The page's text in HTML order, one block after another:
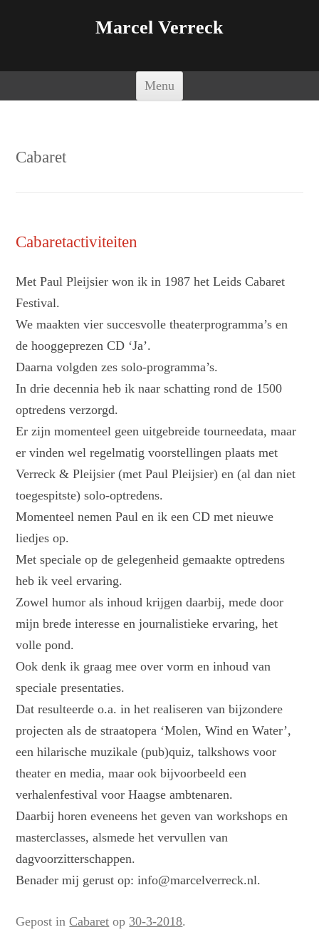
Marcel Verreck
Menu
Cabaret
Cabaretactiviteiten
Met Paul Pleijsier won ik in 1987 het Leids Cabaret
Festival.
We maakten vier succesvolle theaterprogramma’s en
de hooggeprezen CD ‘Ja’.
Daarna volgden zes solo-programma’s.
In drie decennia heb ik naar schatting rond de 1500
optredens verzorgd.
Er zijn momenteel geen uitgebreide tourneedata, maar
er vinden wel regelmatig voorstellingen plaats met
Verreck & Pleijsier (met Paul Pleijsier) en (al dan niet
toegespitste) solo-optredens.
Momenteel nemen Paul en ik een CD met nieuwe
liedjes op.
Met speciale op de gelegenheid gemaakte optredens
heb ik veel ervaring.
Zowel humor als inhoud krijgen daarbij, mede door
mijn brede interesse en journalistieke ervaring, het
volle pond.
Ook denk ik graag mee over vorm en inhoud van
speciale presentaties.
Dat resulteerde o.a. in het realiseren van bijzondere
projecten als de straatopera ‘Molen, Wind en Water’,
een hilarische muzikale (pub)quiz, talkshows voor
theater en media, maar ook bijvoorbeeld een
verhalenfestival voor Haagse ambtenaren.
Daarbij horen eveneens het geven van workshops en
masterclasses, alsmede het vervullen van
dagvoorzitterschappen.
Benader mij gerust op: info@marcelverreck.nl.
Gepost inCabaret op 30-3-2018.